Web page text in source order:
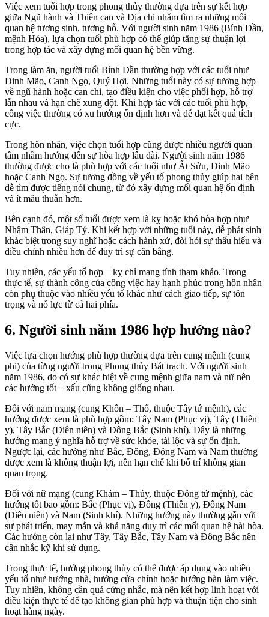
Việc xem tuổi hợp trong phong thủy thường dựa trên sự kết hợp
giữa Ngũ hành và Thiên can và Địa chi nhằm tìm ra những mối
quan hệ tương sinh, tương hỗ. Với người sinh năm 1986 (Bính Dần,
mệnh Hỏa), lựa chọn tuổi phù hợp có thể giúp tăng sự thuận lợi
trong hợp tác và xây dựng mối quan hệ bền vững.
Trong làm ăn, người tuổi Bính Dần thường hợp với các tuổi như
Đinh Mão, Canh Ngọ, Quý Hợi. Những tuổi này có sự tương hợp
về ngũ hành hoặc can chi, tạo điều kiện cho việc phối hợp, hỗ trợ
lẫn nhau và hạn chế xung đột. Khi hợp tác với các tuổi phù hợp,
công việc thường có xu hướng ổn định hơn và dễ đạt kết quả tích
cực.
Trong hôn nhân, việc chọn tuổi hợp cũng được nhiều người quan
tâm nhằm hướng đến sự hòa hợp lâu dài. Người sinh năm 1986
thường được cho là phù hợp với các tuổi như Ất Sửu, Đinh Mão
hoặc Canh Ngọ. Sự tương đồng về yếu tố phong thủy giúp hai bên
dễ tìm được tiếng nói chung, từ đó xây dựng mối quan hệ ổn định
và ít mâu thuẫn hơn.
Bên cạnh đó, một số tuổi được xem là kỵ hoặc khó hòa hợp như
Nhâm Thân, Giáp Tý. Khi kết hợp với những tuổi này, dễ phát sinh
khác biệt trong suy nghĩ hoặc cách hành xử, đòi hỏi sự thấu hiểu và
điều chỉnh nhiều hơn để duy trì sự cân bằng.
Tuy nhiên, các yếu tố hợp – kỵ chỉ mang tính tham khảo. Trong
thực tế, sự thành công của công việc hay hạnh phúc trong hôn nhân
còn phụ thuộc vào nhiều yếu tố khác như cách giao tiếp, sự tôn
trọng và nỗ lực từ cả hai phía.
6. Người sinh năm 1986 hợp hướng nào?
Việc lựa chọn hướng phù hợp thường dựa trên cung mệnh (cung
phi) của từng người trong Phong thủy Bát trạch. Với người sinh
năm 1986, do có sự khác biệt về cung mệnh giữa nam và nữ nên
các hướng tốt – xấu cũng không giống nhau.
Đối với nam mạng (cung Khôn – Thổ, thuộc Tây tứ mệnh), các
hướng được xem là phù hợp gồm: Tây Nam (Phục vị), Tây (Thiên
y), Tây Bắc (Diên niên) và Đông Bắc (Sinh khí). Đây là những
hướng mang ý nghĩa hỗ trợ về sức khỏe, tài lộc và sự ổn định.
Ngược lại, các hướng như Bắc, Đông, Đông Nam và Nam thường
được xem là không thuận lợi, nên hạn chế khi bố trí không gian
quan trọng.
Đối với nữ mạng (cung Khảm – Thủy, thuộc Đông tứ mệnh), các
hướng tốt bao gồm: Bắc (Phục vị), Đông (Thiên y), Đông Nam
(Diên niên) và Nam (Sinh khí). Những hướng này thường gắn với
sự phát triển, may mắn và khả năng duy trì các mối quan hệ hài hòa.
Các hướng còn lại như Tây, Tây Bắc, Tây Nam và Đông Bắc nên
cân nhắc kỹ khi sử dụng.
Trong thực tế, hướng phong thủy có thể được áp dụng vào nhiều
yếu tố như hướng nhà, hướng cửa chính hoặc hướng bàn làm việc.
Tuy nhiên, không cần quá cứng nhắc, mà nên kết hợp linh hoạt với
điều kiện thực tế để tạo không gian phù hợp và thuận tiện cho sinh
hoạt hàng ngày.